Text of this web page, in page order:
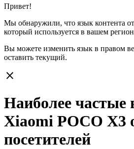
Привет!
Мы обнаружили, что язык контента
который используется в вашем
Вы можете изменить язык в правом
оставить текущий.
close
Наиболее частые
Xiaomi POCO X3
посетителей